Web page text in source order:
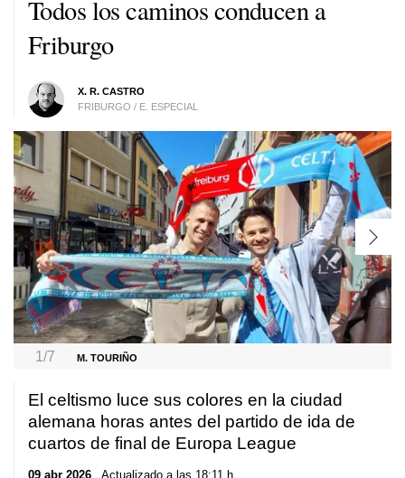
Todos los caminos conducen a
Friburgo
X. R. CASTRO
FRIBURGO / E. ESPECIAL
1/7 M. TOURIÑO
El celtismo luce sus colores en la ciudad
alemana horas antes del partido de ida de
cuartos de final de Europa League
09 abr 2026 . Actualizado a las 18:11 h.